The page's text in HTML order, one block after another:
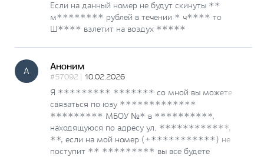
Если на данный номер не будут скинуты **
м******** рублей в течении * ч**** то
Ш**** взлетит на воздух *****
А Аноним
#57092 | 10.02.2026
Я ********* ******* со мной вы можете
связаться по юзу *************
********* МБОУ №* в **********,
находящуюся по адресу ул. ************,
**, если на мой номер (+***********) не
поступит ** ********* вы все будете